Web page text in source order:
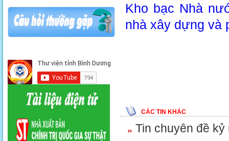
Kho bạc Nhà
nhà xây dựng và
CÁC TIN KHÁC
Tin chuyên đề kỷ